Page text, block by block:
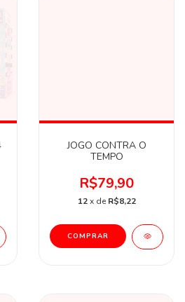
JOGO CONTRA O
TEMPO
R$79,90
12 x de R$8,22